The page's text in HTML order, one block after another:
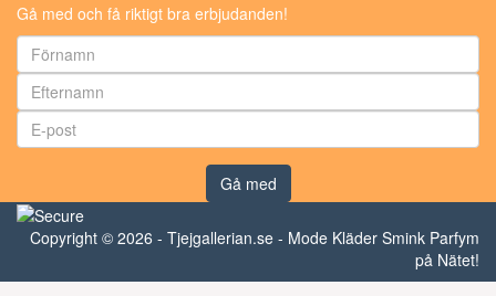
Gå med och få riktigt bra erbjudanden!
Gå med
Copyright © 2026 - Tjejgallerian.se - Mode Kläder Smink Parfym
på Nätet!